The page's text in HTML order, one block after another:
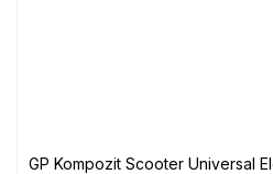
GP Kompozit Scooter Universal